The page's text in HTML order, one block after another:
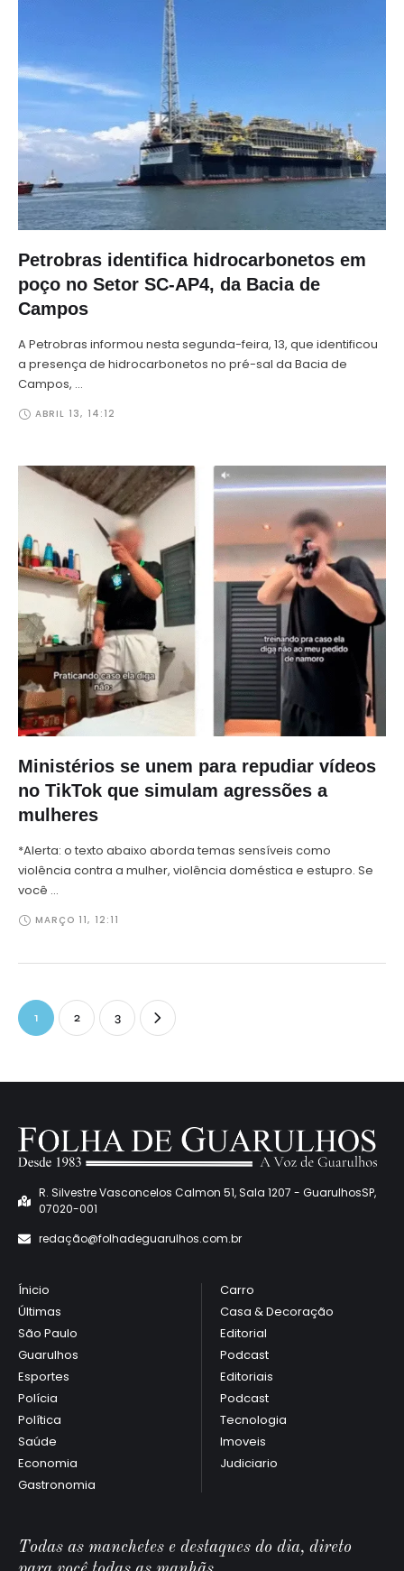
Petrobras identifica hidrocarbonetos em
poço no Setor SC-AP4, da Bacia de
Campos
A Petrobras informou nesta segunda-feira, 13, que identificou
a presença de hidrocarbonetos no pré-sal da Bacia de
Campos, …
ABRIL 13, 14:12
Ministérios se unem para repudiar vídeos
no TikTok que simulam agressões a
mulheres
*Alerta: o texto abaixo aborda temas sensíveis como
violência contra a mulher, violência doméstica e estupro. Se
você …
MARÇO 11, 12:11
1 2 3
R. Silvestre Vasconcelos Calmon 51, Sala 1207 - GuarulhosSP,
07020-001
redação@folhadeguarulhos.com.br
Ínicio
Últimas
São Paulo
Guarulhos
Esportes
Polícia
Política
Saúde
Economia
Gastronomia
Carro
Casa & Decoração
Editorial
Podcast
Editoriais
Podcast
Tecnologia
Imoveis
Judiciario
Todas as manchetes e destaques do dia, direto